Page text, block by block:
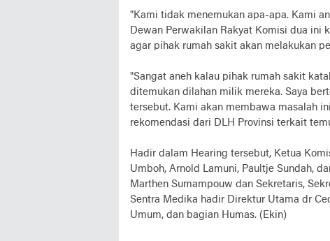
"Kami tidak menemukan apa-apa. Kami
Dewan Perwakilan Rakyat Komisi dua ini
agar pihak rumah sakit akan melakukan
"Sangat aneh kalau pihak rumah sakit
ditemukan dilahan milik mereka. Saya
tersebut. Kami akan membawa masalah
rekomendasi dari DLH Provinsi terkait
Hadir dalam Hearing tersebut, Ketua
Umboh, Arnold Lamuni, Paultje Sundah,
Marthen Sumampouw dan Sekretaris,
Sentra Medika hadir Direktur Utama dr
Umum, dan bagian Humas. (Ekin)